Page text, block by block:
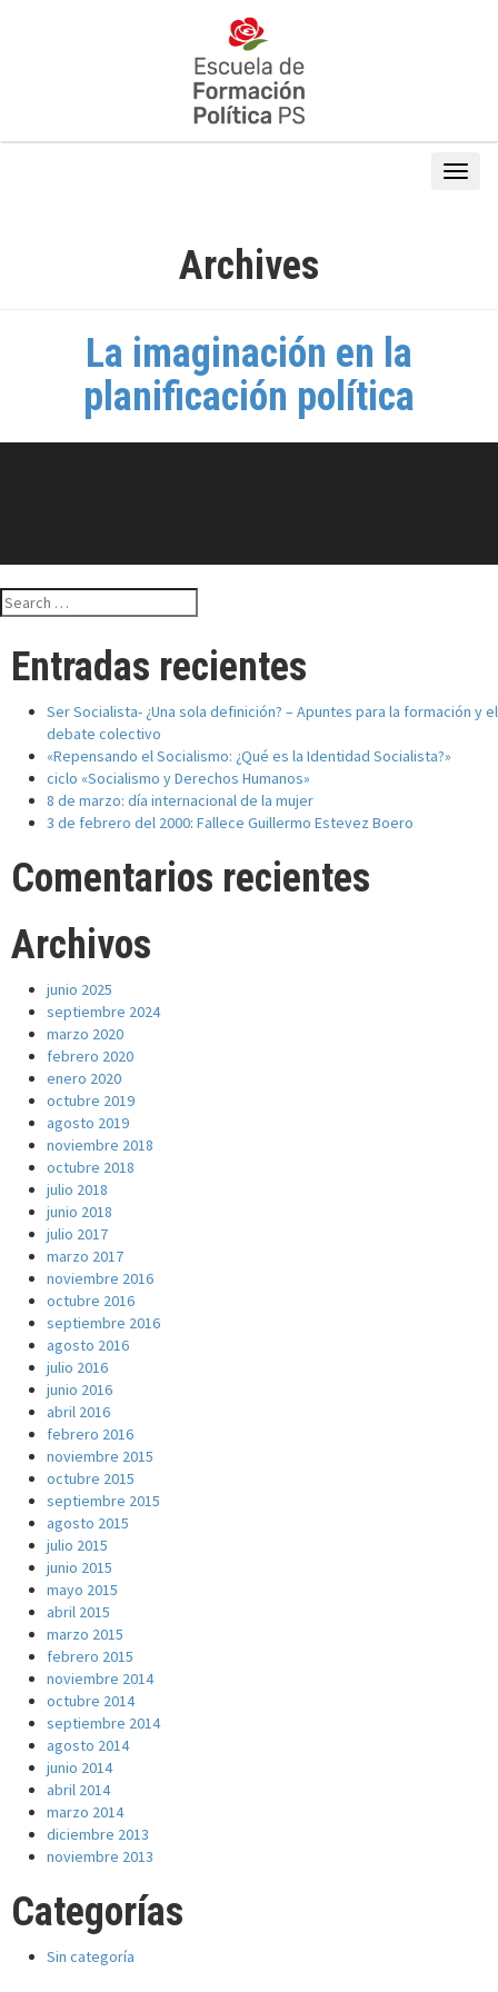
Archives
La imaginación en la
planificación política
Search
for:
Entradas recientes
Ser Socialista- ¿Una sola definición? – Apuntes para la formación y el
debate colectivo
«Repensando el Socialismo: ¿Qué es la Identidad Socialista?»
ciclo «Socialismo y Derechos Humanos»
8 de marzo: día internacional de la mujer
3 de febrero del 2000: Fallece Guillermo Estevez Boero
Comentarios recientes
Archivos
junio 2025
septiembre 2024
marzo 2020
febrero 2020
enero 2020
octubre 2019
agosto 2019
noviembre 2018
octubre 2018
julio 2018
junio 2018
julio 2017
marzo 2017
noviembre 2016
octubre 2016
septiembre 2016
agosto 2016
julio 2016
junio 2016
abril 2016
febrero 2016
noviembre 2015
octubre 2015
septiembre 2015
agosto 2015
julio 2015
junio 2015
mayo 2015
abril 2015
marzo 2015
febrero 2015
noviembre 2014
octubre 2014
septiembre 2014
agosto 2014
junio 2014
abril 2014
marzo 2014
diciembre 2013
noviembre 2013
Categorías
Sin categoría